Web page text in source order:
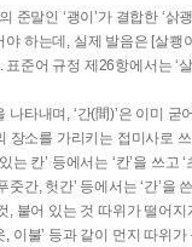
준말인 ‘괭이’가 결합한 ‘삵
하는데, 실제 발음은 [살쾡
준어 규정 제26항에서는 ‘살
나타내며, ‘간(間)’은 이미 굳
장소를 가리키는 접미사로 쓰
는 칸’ 등에서는 ‘칸’을 쓰고
간, 헛간’ 등에서는 ‘간’을
, 붙어 있는 것 따위가 떨어
, 이불’ 등과 같이 먼지 따위